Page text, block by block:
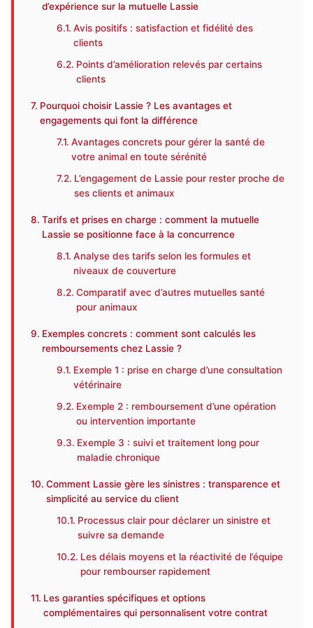
d’expérience sur la mutuelle Lassie
Avis positifs : satisfaction et fidélité des
clients
Points d’amélioration relevés par certains
clients
Pourquoi choisir Lassie ? Les avantages et
engagements qui font la différence
Avantages concrets pour gérer la santé de
votre animal en toute sérénité
L’engagement de Lassie pour rester proche de
ses clients et animaux
Tarifs et prises en charge : comment la mutuelle
Lassie se positionne face à la concurrence
Analyse des tarifs selon les formules et
niveaux de couverture
Comparatif avec d’autres mutuelles santé
pour animaux
Exemples concrets : comment sont calculés les
remboursements chez Lassie ?
Exemple 1 : prise en charge d’une consultation
vétérinaire
Exemple 2 : remboursement d’une opération
ou intervention importante
Exemple 3 : suivi et traitement long pour
maladie chronique
Comment Lassie gère les sinistres : transparence et
simplicité au service du client
Processus clair pour déclarer un sinistre et
suivre sa demande
Les délais moyens et la réactivité de l’équipe
pour rembourser rapidement
Les garanties spécifiques et options
complémentaires qui personnalisent votre contrat